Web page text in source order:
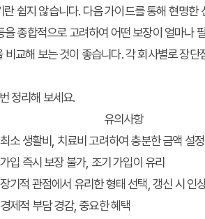
쉽지 않습니다. 다음 가이드를 통해 현명한
종합적으로 고려하여 어떤 보장이 얼마나
교해 보는 것이 좋습니다. 각 회사별로 장
정리해 보세요.
유의사항
최소 생활비, 치료비 고려하여 충분한 금액 설정
가입 즉시 보장 불가, 조기 가입이 유리
장기적 관점에서 유리한 형태 선택, 갱신 시 인
경제적 부담 경감, 중요한 혜택